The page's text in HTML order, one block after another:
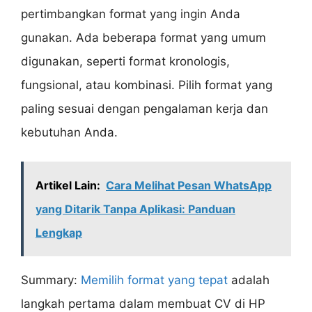
pertimbangkan format yang ingin Anda
gunakan. Ada beberapa format yang umum
digunakan, seperti format kronologis,
fungsional, atau kombinasi. Pilih format yang
paling sesuai dengan pengalaman kerja dan
kebutuhan Anda.
Artikel Lain: Cara Melihat Pesan WhatsApp
yang Ditarik Tanpa Aplikasi: Panduan
Lengkap
Summary: Memilih format yang tepat adalah
langkah pertama dalam membuat CV di HP